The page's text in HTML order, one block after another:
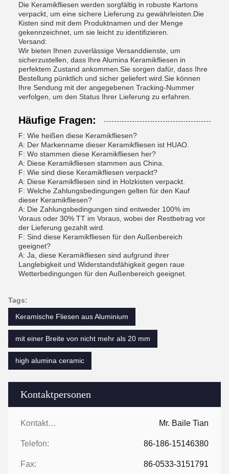
Kontaktpersonen
Kontaktpersonen: Mr. Baile Tian
Telefon: 86-186-15146380
Fax: 86-0533-3151791
Die Keramikfliesen werden sorgfältig in robuste Kartons
verpackt, um eine sichere Lieferung zu gewährleisten.Die
Kisten sind mit dem Produktnamen und der Menge
gekennzeichnet, um sie leicht zu identifizieren.
Versand:
Wir bieten Ihnen zuverlässige Versanddienste, um
sicherzustellen, dass Ihre Alumina Keramikfliesen in
perfektem Zustand ankommen.Sie sorgen dafür, dass Ihre
Bestellung pünktlich und sicher geliefert wird.Sie können
Ihre Sendung mit der angegebenen Tracking-Nummer
verfolgen, um den Status Ihrer Lieferung zu erfahren.
Häufige Fragen:
F: Wie heißen diese Keramikfliesen?
A: Der Markenname dieser Keramikfliesen ist HUAO.
F: Wo stammen diese Keramikfliesen her?
A: Diese Keramikfliesen stammen aus China.
F: Wie sind diese Keramikfliesen verpackt?
A: Diese Keramikfliesen sind in Holzkisten verpackt.
F: Welche Zahlungsbedingungen gelten für den Kauf
dieser Keramikfliesen?
A: Die Zahlungsbedingungen sind entweder 100% im
Voraus oder 30% TT im Voraus, wobei der Restbetrag vor
der Lieferung gezahlt wird.
F: Sind diese Keramikfliesen für den Außenbereich
geeignet?
A: Ja, diese Keramikfliesen sind aufgrund ihrer
Langlebigkeit und Widerstandsfähigkeit gegen raue
Wetterbedingungen für den Außenbereich geeignet.
Tags:
Keramische Fliesen aus Aluminium
mit einer Breite von nicht mehr als 20 mm
high alumina ceramic